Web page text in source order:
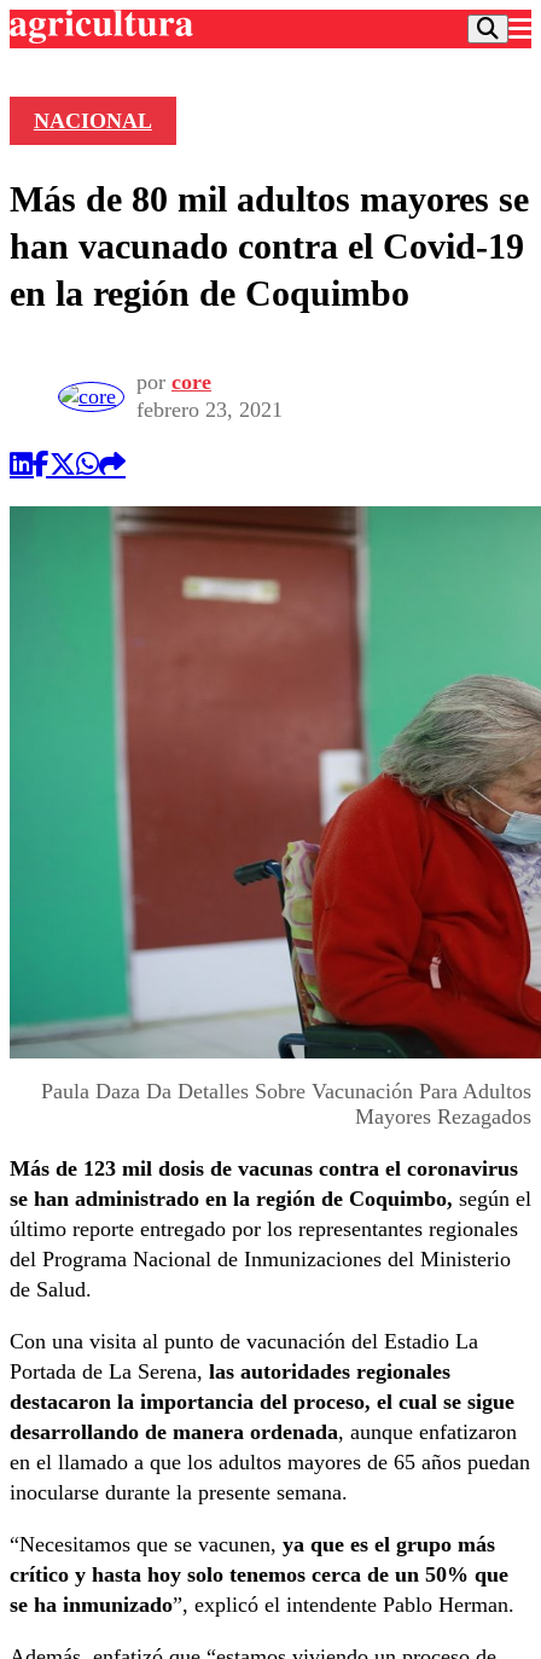
Frecuencias
Agricultura TV
Deportes
Colo Colo
Seleccion Chilena
Universidad de Chile
Entretención
Economía
Sustentabilidad
Publicaciones en medios
Opinión
NACIONAL
Más de 80 mil adultos mayores se
han vacunado contra el Covid-19
en la región de Coquimbo
por core
febrero 23, 2021
Paula Daza Da Detalles Sobre Vacunación Para Adultos
Mayores Rezagados
Más de 123 mil dosis de vacunas contra el coronavirus
se han administrado en la región de Coquimbo, según el
último reporte entregado por los representantes regionales
del Programa Nacional de Inmunizaciones del Ministerio
de Salud.
Con una visita al punto de vacunación del Estadio La
Portada de La Serena, las autoridades regionales
destacaron la importancia del proceso, el cual se sigue
desarrollando de manera ordenada, aunque enfatizaron
en el llamado a que los adultos mayores de 65 años puedan
inocularse durante la presente semana.
“Necesitamos que se vacunen, ya que es el grupo más
crítico y hasta hoy solo tenemos cerca de un 50% que
se ha inmunizado”, explicó el intendente Pablo Herman.